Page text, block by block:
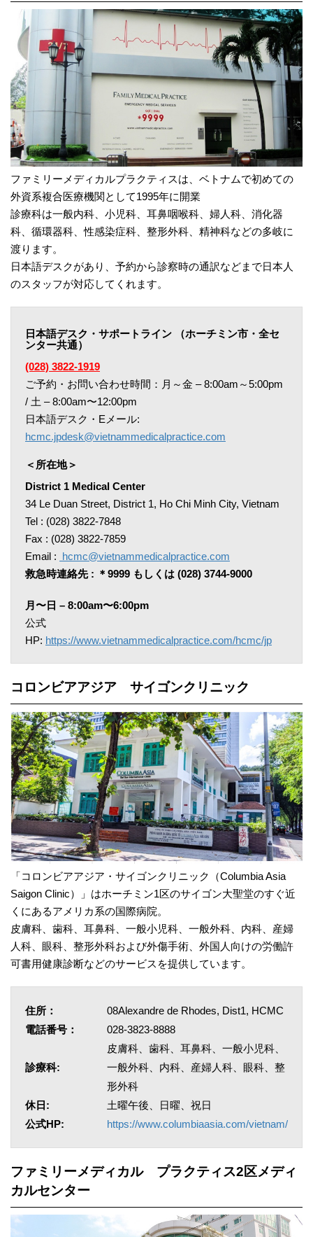
ファミリーメディカルプラクティスは、ベトナムで初めての
外資系複合医療機関として1995年に開業
診療科は一般内科、小児科、耳鼻咽喉科、婦人科、消化器
科、循環器科、性感染症科、整形外科、精神科などの多岐に
渡ります。
日本語デスクがあり、予約から診察時の通訳などまで日本人
のスタッフが対応してくれます。
日本語デスク・サポートライン （ホーチミン市・全セ
ンター共通）
(028) 3822-1919
ご予約・お問い合わせ時間：月～金 – 8:00am～5:00pm
/ 土 – 8:00am〜12:00pm
日本語デスク・Eメール:
hcmc.jpdesk@vietnammedicalpractice.com
＜所在地＞
District 1 Medical Center
34 Le Duan Street, District 1, Ho Chi Minh City, Vietnam
Tel : (028) 3822-7848
Fax : (028) 3822-7859
Email : hcmc@vietnammedicalpractice.com
救急時連絡先 : ＊9999 もしくは (028) 3744-9000
月〜日 – 8:00am〜6:00pm
公式
HP: https://www.vietnammedicalpractice.com/hcmc/jp
コロンビアアジア サイゴンクリニック
「コロンビアアジア・サイゴンクリニック（Columbia Asia
Saigon Clinic）」はホーチミン1区のサイゴン大聖堂のすぐ近
くにあるアメリカ系の国際病院。
皮膚科、歯科、耳鼻科、一般小児科、一般外科、内科、産婦
人科、眼科、整形外科および外傷手術、外国人向けの労働許
可書用健康診断などのサービスを提供しています。
住所：
08Alexandre de Rhodes, Dist1, HCMC
電話番号：
028-3823-8888
診療科:
皮膚科、歯科、耳鼻科、一般小児科、
一般外科、内科、産婦人科、眼科、整
形外科
休日:
土曜午後、日曜、祝日
公式HP:
https://www.columbiaasia.com/vietnam/
ファミリーメディカル プラクティス2区メディ
カルセンター